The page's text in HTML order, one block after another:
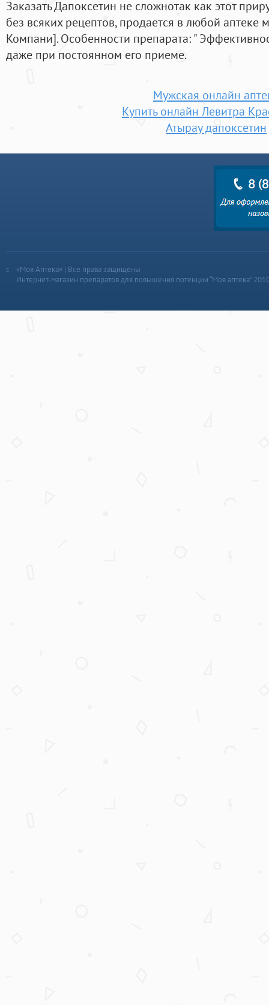
Заказать Дапоксетин не сложнотак как этот
без всяких рецептов, продается в любой
Компани]. Особенности препарата: "
даже при постоянном его приеме.
Мужская онлайн
Купить онлайн Левитра
Атырау дапоксетин
«Моя Аптека» | Все права защищены
Интернет-магазин препаратов для повышения потенции “Моя аптека”